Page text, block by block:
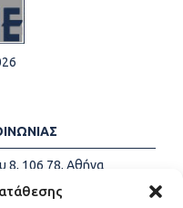
8, 106 78, Αθήνα
2147500